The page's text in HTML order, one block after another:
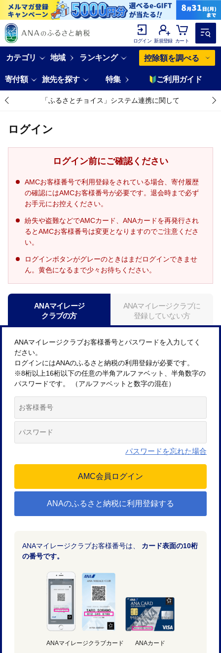
ログイン 新規登録 カート
カテゴリ 地域 ランキング 控除額を調べる
寄付額 旅先を探す 特集 ご利用ガイド
「ふるさとチョイス」システム連携に関して
ログイン
ログイン前にご確認ください
AMCお客様番号で利用登録をされている場合、寄付履歴
の確認にはAMCお客様番号が必要です。退会時まで必ず
お手元にお控えください。
紛失や盗難などでAMCカード、ANAカードを再発行され
るとAMCお客様番号は変更となりますのでご注意くださ
い。
ログインボタンがグレーのときはまだログインできませ
ん。黄色になるまで少々お待ちください。
ANAマイレージ
クラブの方
ANAマイレージクラブに
登録していない方
ANAマイレージクラブお客様番号とパスワードを入力してく
ださい。
ログインにはANAのふるさと納税の利用登録が必要です。
※8桁以上16桁以下の任意の半角アルファベット、半角数字の
パスワードです。 （アルファベットと数字の混在）
パスワードを忘れた場合
ANAのふるさと納税に利用登録する
ANAマイレージクラブお客様番号は、 カード表面の10桁
の番号です。
ANAマイレージクラブカード ANAカード